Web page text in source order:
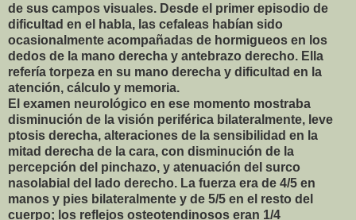
de sus campos visuales. Desde el primer episodio de
dificultad en el habla, las cefaleas habían sido
ocasionalmente acompañadas de hormigueos en los
dedos de la mano derecha y antebrazo derecho. Ella
refería torpeza en su mano derecha y dificultad en la
atención, cálculo y memoria.
El examen neurológico en ese momento mostraba
disminución de la visión periférica bilateralmente, leve
ptosis derecha, alteraciones de la sensibilidad en la
mitad derecha de la cara, con disminución de la
percepción del pinchazo, y atenuación del surco
nasolabial del lado derecho. La fuerza era de 4/5 en
manos y pies bilateralmente y de 5/5 en el resto del
cuerpo; los reflejos osteotendinosos eran 1/4